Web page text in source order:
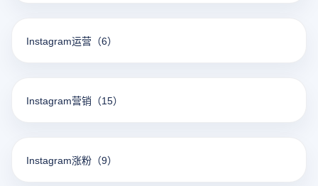
Instagram运营 （6）
Instagram营销 （15）
Instagram涨粉 （9）